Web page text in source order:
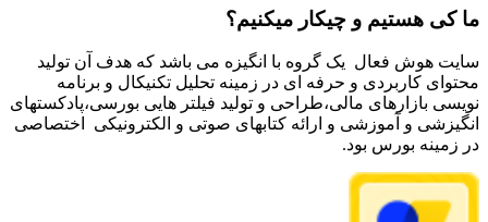
ما کی هستیم و چیکار میکنیم؟
سایت هوش فعال یک گروه با انگیزه می باشد که هدف آن تولید
محتوای کاربردی و حرفه ای در زمینه تحلیل تکنیکال و برنامه
نویسی بازارهای مالی،طراحی و تولید فیلتر هایی بورسی،پادکستهای
انگیزشی و آموزشی و ارائه کتابهای صوتی و الکترونیکی اختصاصی
در زمینه بورس بود.